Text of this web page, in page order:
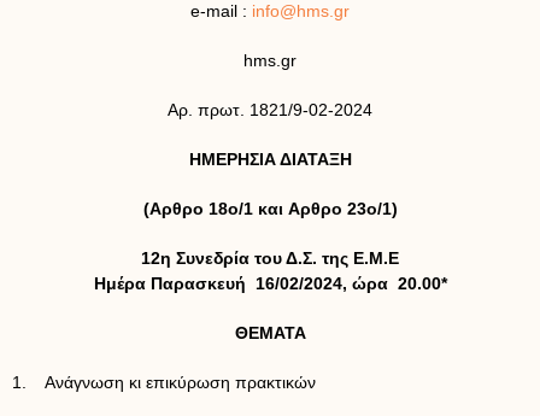
e-mail : info@hms.gr
hms.gr
Αρ. πρωτ. 1821/9-02-2024
ΗΜΕΡΗΣΙΑ ΔΙΑΤΑΞΗ
(Aρθρο 18ο/1 και Aρθρο 23ο/1)
12η Συνεδρία του Δ.Σ. της Ε.Μ.Ε
Ημέρα Παρασκευή 16/02/2024, ώρα 20.00*
ΘΕΜΑΤΑ
1. Ανάγνωση κι επικύρωση πρακτικών